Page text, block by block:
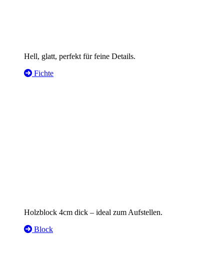
Hell, glatt, perfekt für feine Details.
Fichte
Holzblock 4cm dick – ideal zum Aufstellen.
Block